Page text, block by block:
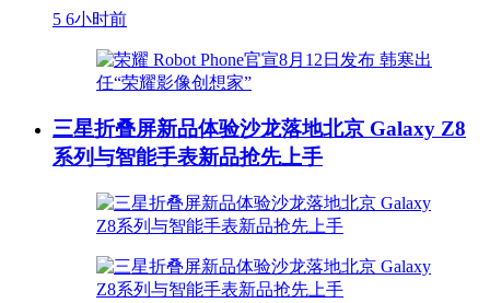
5 6小时前
三星折叠屏新品体验沙龙落地北京 Galaxy Z8
系列与智能手表新品抢先上手